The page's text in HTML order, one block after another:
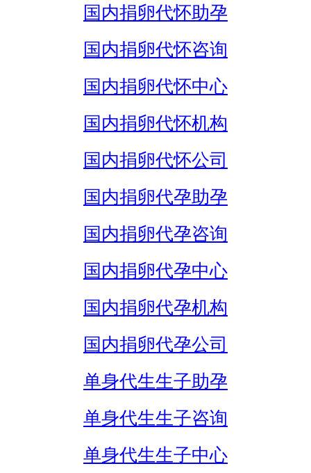
国内捐卵代怀助孕
国内捐卵代怀咨询
国内捐卵代怀中心
国内捐卵代怀机构
国内捐卵代怀公司
国内捐卵代孕助孕
国内捐卵代孕咨询
国内捐卵代孕中心
国内捐卵代孕机构
国内捐卵代孕公司
单身代生生子助孕
单身代生生子咨询
单身代生生子中心